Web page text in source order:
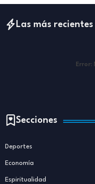
Las más recientes
Error:
Secciones
Deportes
Economía
Espiritualidad